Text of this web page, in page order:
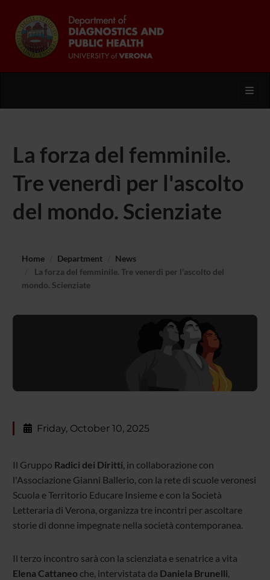
La forza del femminile.
Tre venerdì per l'ascolto
del mondo. Scienziate
Home Department
News
La forza del femminile. Tre venerdì per l'ascolto del
mondo. Scienziate
Friday, October 10, 2025
Il Gruppo Radici dei Diritti, in collaborazione con
l'Associazione Gianni Ballerio, con la rete di scuole veronesi
Scuola e Territorio Educare Insieme e con la Società
Letteraria di Verona, organizza tre incontri per ascoltare
storie di donne impegnate nella società contemporanea.
Il terzo incontro sarà con la scienziata e senatrice a vita
Elena Cattaneoche, intervistata da Daniela Brunelli,